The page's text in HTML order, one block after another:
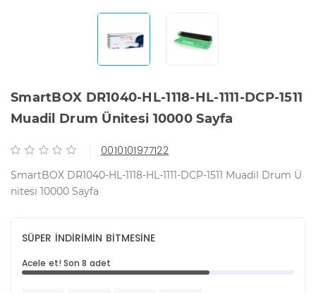
SmartBOX DR1040-HL-1118-HL-1111-DCP-1511
Muadil Drum Ünitesi 10000 Sayfa
0010101977122
SmartBOX DR1040-HL-1118-HL-1111-DCP-1511 Muadil Drum Ü
nitesi 10000 Sayfa
SÜPER İNDİRİMİN BİTMESİNE
Acele et! Son 8 adet